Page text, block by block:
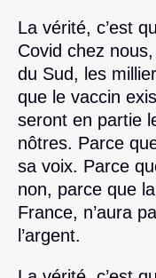
La vérité, c’est
Covid chez
du Sud, les
que le vaccin
seront en partie
nôtres. Parce
sa voix. Parce
non, parce que
France, n’aura
l’argent.